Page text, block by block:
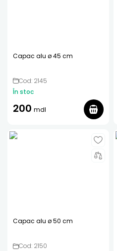
Capac alu ø 45 cm
Cod: 2145
În stoc
200 mdl
Capac alu ø 50 cm
Cod: 2150